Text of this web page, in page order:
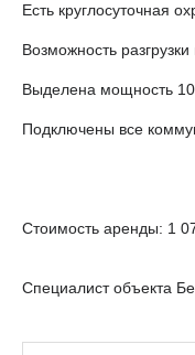
Есть круглосуточная
Возможность
Выделена мощность
Подключены все
Стоимость аренды: 1
Специалист объекта